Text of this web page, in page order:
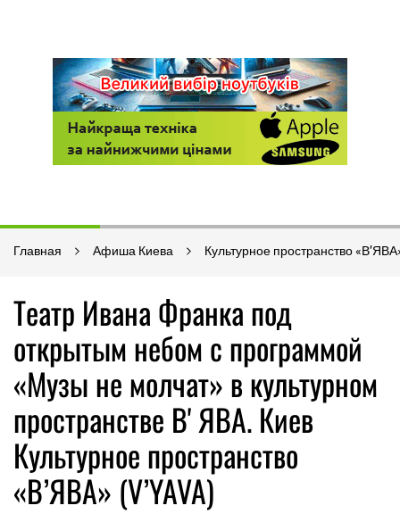
Главная Афиша Киева Культурное пространство
Театр Ивана Франка под
открытым небом с программой
«Музы не молчат» в культурном
пространстве ВʼЯВА. Киев
Культурное пространство
«В’ЯВА» (V’YAVA)